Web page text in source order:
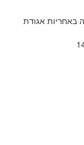
באחריות אגודת